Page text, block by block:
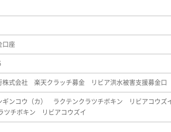
口座
株式会社 楽天クラッチ募金 リビア洪水被害支援募金口
ギンコウ（カ） ラクテンクラツチボキン リビアコウズ
ツチボキン リビアコウズイ